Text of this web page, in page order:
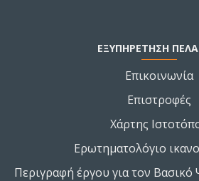
ΕΞΥΠΗΡΕΤΗΣΗ
Επικοινωνία
Επιστροφές
Χάρτης
Ερωτηματολόγιο
Περιγραφή έργου για τον Βασικό